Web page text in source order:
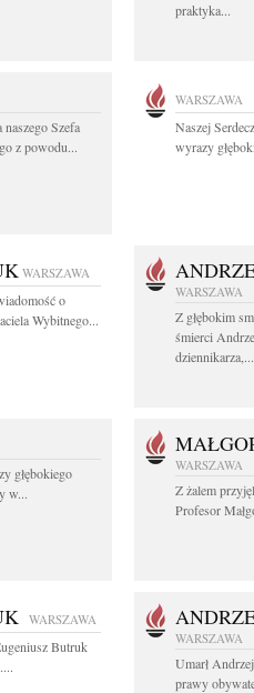
praktyka...
Szefa
z powodu...
WARSZAWA
Naszej
wyrazy
WARSZAWA
o
Wybitnego...
WARSZAWA
Z głębokim
śmierci
dziennikarza,...
głębokiego
w...
WARSZAWA
Z żalem
Profesor
WARSZAWA
Butruk
WARSZAWA
Umarł
prawy